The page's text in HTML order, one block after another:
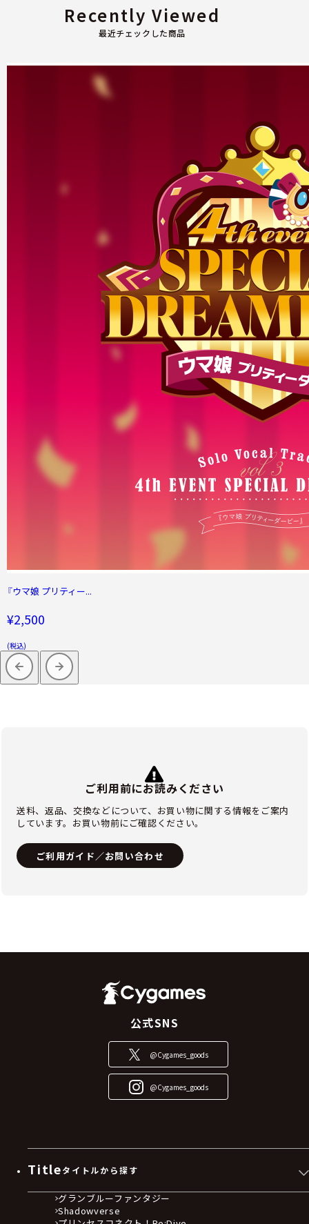
最近チェックした商品
Recently Viewed
『ウマ娘 プリティー...
¥2,500
(税込)
ご利用前にお読みください
送料、返品、交換などについて、お買い物に関する情報をご案内
しています。お買い物前にご確認ください。
ご利用ガイド／お問い合わせ
公式SNS
@Cygames_goods
@Cygames_goods
Titleタイトルから探す
グランブルーファンタジー
Shadowverse